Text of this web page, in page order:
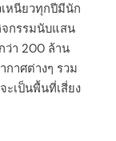
หนียวทุกปีมีนัก
จกรรมนับแสน
ว่า 200 ล้าน
าศต่างๆ รวม
เป็นพื้นที่เสี่ยง